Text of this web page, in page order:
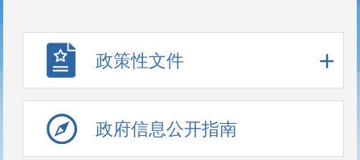
政策性文件
政府信息公开指南